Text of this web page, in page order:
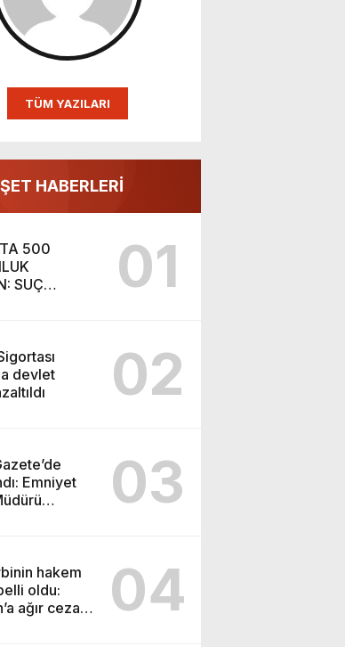
TÜM YAZILARI
HABERLERİ
500
SUÇ
01
devlet
02
Emniyet
03
hakem
oldu:
ağır ceza
04